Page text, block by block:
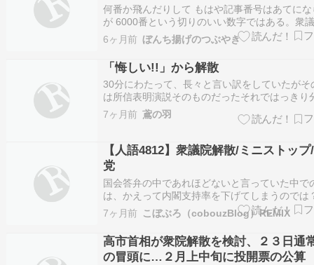
何番か飛んだりして もはや記事番号はあてに
が 6000番という切りのいい数字ではある。衆
中の１月３１日 川崎市での高市自民党総裁の
題となっている。正確を期すために 日経に掲
いたその時の演説街頭部分全文 ※衆院選候補
は省略。＊＊＊＊＊＊＊＊＊…
6ヶ月前 ぼんち揚げのつぶやき
「悔しい!!」から解散
30分にわたって、長々と言い訳をしていたがそ
は所信表明演説そのものだったそれではっきり
たのは通常国会で所信表明をさせて貰えなかっ
「悔しくて」解散なんだな 冒頭発言 国民の皆
散する決断をいたしました。なぜ今…
7ヶ月前 鳶の羽
【人語4812】衆議院解散/ミニストッ
党
国会答弁の中であれほどないと言っていた中で
は、かえって内閣支持率を下げてしまうのでは
院解散 #高市首相 #検討 #通常国会 #冒頭 #投
算◆高市首相が衆院解散を検討、23日通常国会
に…２月上中旬に投開票の公算https://
7ヶ月前 こぼぶろ（cobouzBlog）REMIX
高市首相が衆院解散を検討、２３日通
の冒頭に…２月上中旬に投開票の公算